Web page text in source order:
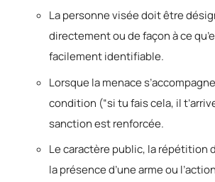
La personne visée doit être
directement ou de façon à ce
facilement identifiable.
Lorsque la menace
condition (“si tu fais cela, il
sanction est renforcée.
Le caractère public, la répétition
la présence d’une arme ou